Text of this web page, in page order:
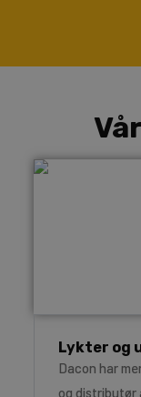
Lykter og
Dacon har
og distributør